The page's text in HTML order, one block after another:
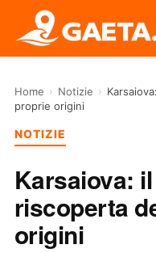
Home › Notizie ›
proprie origini
NOTIZIE
Karsaiova:
riscoperta
origini